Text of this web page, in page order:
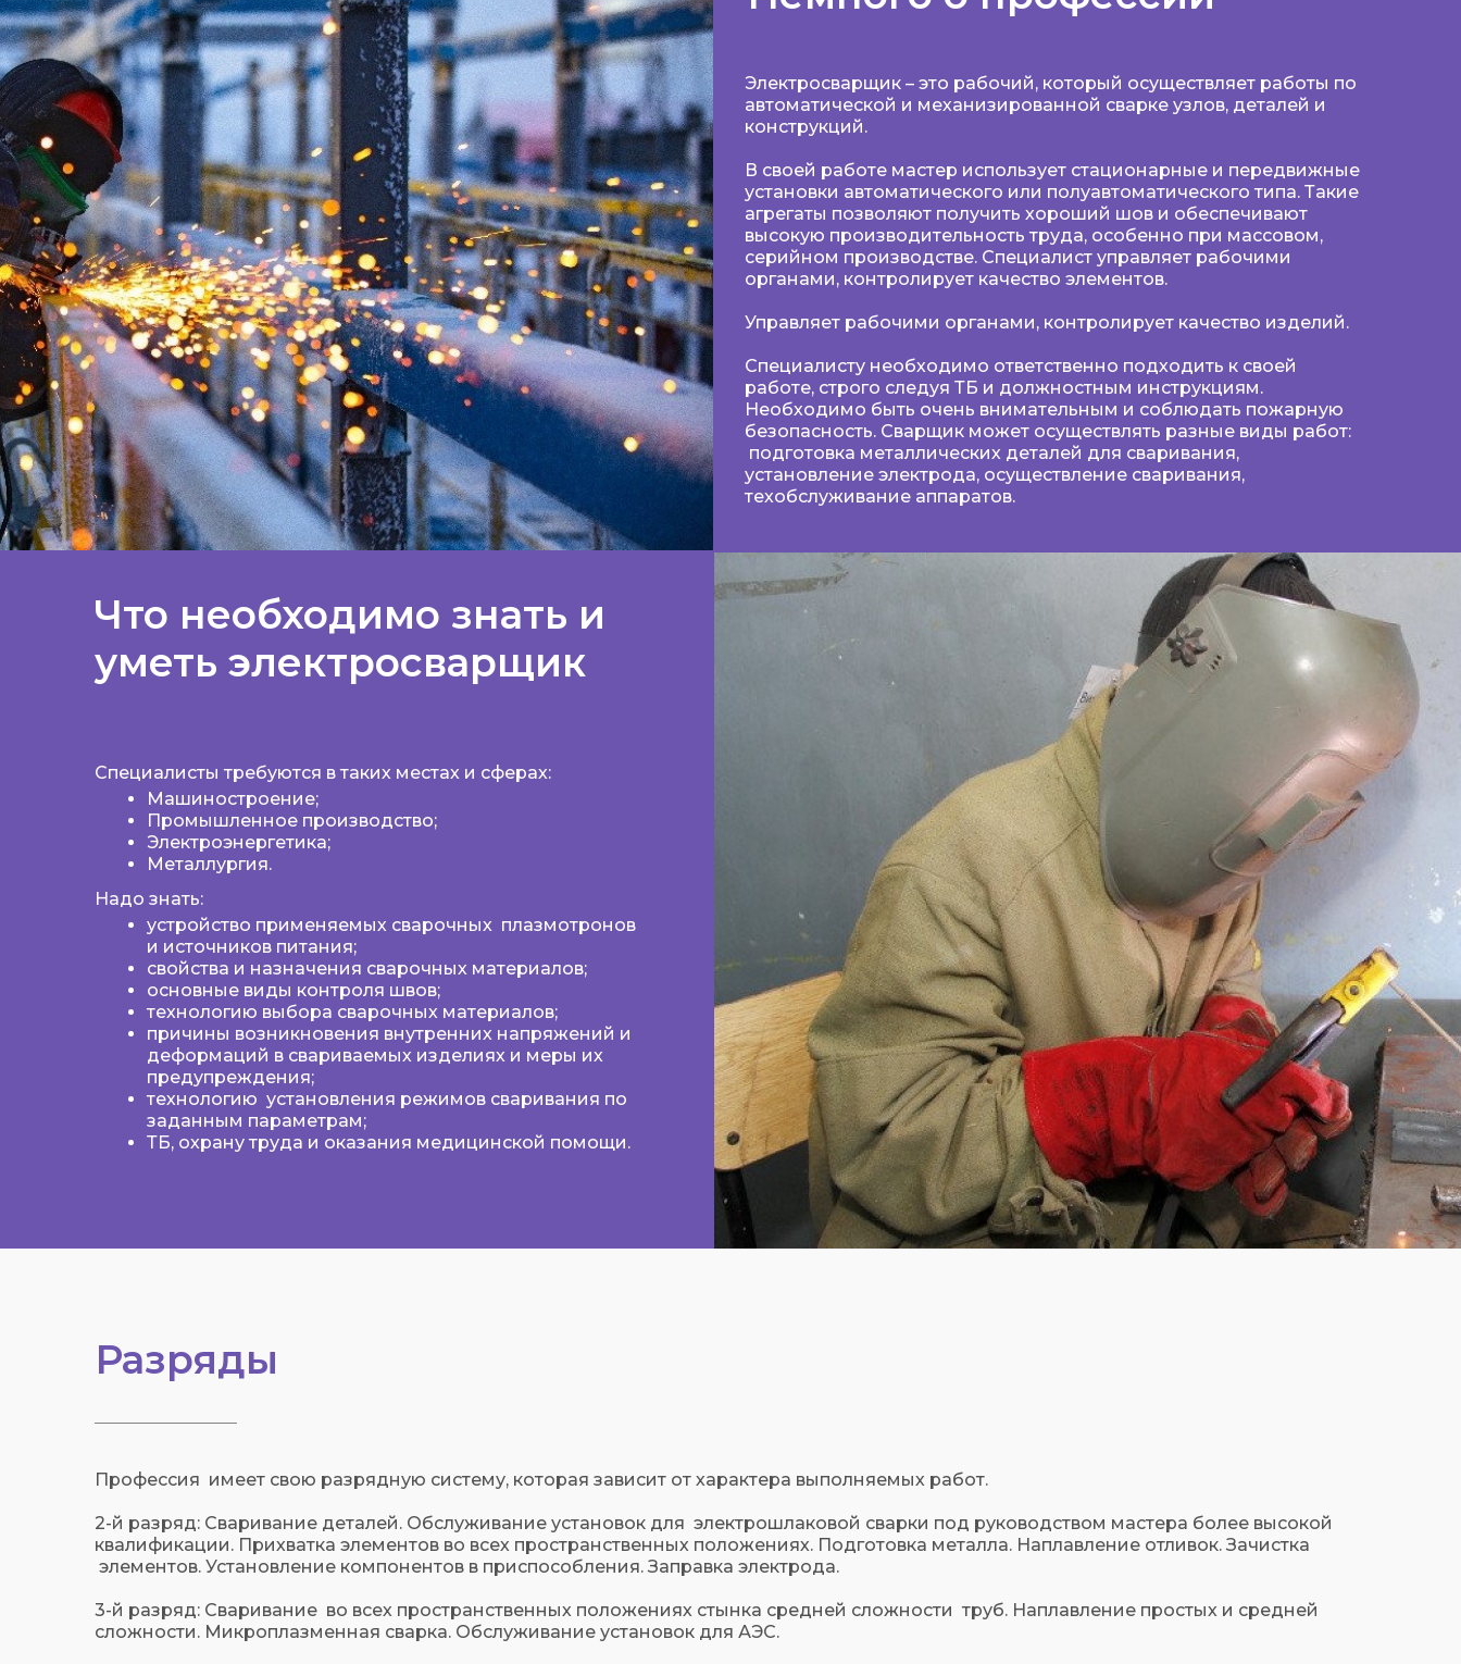
Электросварщик – это рабочий, который осуществляет работы по
автоматической и механизированной сварке узлов, деталей и
конструкций.
В своей работе мастер использует стационарные и передвижные
установки автоматического или полуавтоматического типа. Такие
агрегаты позволяют получить хороший шов и обеспечивают
высокую производительность труда, особенно при массовом,
серийном производстве. Специалист управляет рабочими
органами, контролирует качество элементов.
Управляет рабочими органами, контролирует качество изделий.
Специалисту необходимо ответственно подходить к своей
работе, строго следуя ТБ и должностным инструкциям.
Необходимо быть очень внимательным и соблюдать пожарную
безопасность. Сварщик может осуществлять разные виды работ:
подготовка металлических деталей для сваривания,
установление электрода, осуществление сваривания,
техобслуживание аппаратов.
Что необходимо знать и
уметь электросварщик
Специалисты требуются в таких местах и сферах:
Машиностроение;
Промышленное производство;
Электроэнергетика;
Металлургия.
Надо знать:
устройство применяемых сварочных плазмотронов
и источников питания;
свойства и назначения сварочных материалов;
основные виды контроля швов;
технологию выбора сварочных материалов;
причины возникновения внутренних напряжений и
деформаций в свариваемых изделиях и меры их
предупреждения;
технологию установления режимов сваривания по
заданным параметрам;
ТБ, охрану труда и оказания медицинской помощи.
Разряды
Профессия имеет свою разрядную систему, которая зависит от характера выполняемых работ.
2-й разряд: Сваривание деталей. Обслуживание установок для электрошлаковой сварки под руководством мастера более высокой
квалификации. Прихватка элементов во всех пространственных положениях. Подготовка металла. Наплавление отливок. Зачистка
элементов. Установление компонентов в приспособления. Заправка электрода.
3-й разряд: Сваривание во всех пространственных положениях стынка средней сложности труб. Наплавление простых и средней
сложности. Микроплазменная сварка. Обслуживание установок для АЭС.